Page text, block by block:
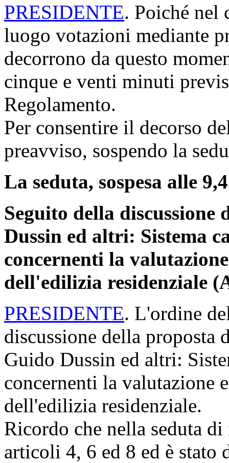
PRESIDENTE. Poiché nel
luogo votazioni mediante
decorrono da questo
cinque e venti minuti
Regolamento.
Per consentire il decorso
preavviso, sospendo la
La seduta, sospesa alle
Seguito della
Dussin ed altri: Sistema
concernenti la
dell'edilizia residenziale
PRESIDENTE. L'ordine
discussione della
Guido Dussin ed altri:
concernenti la valutazione
dell'edilizia residenziale.
Ricordo che nella seduta
articoli 4, 6 ed 8 ed è